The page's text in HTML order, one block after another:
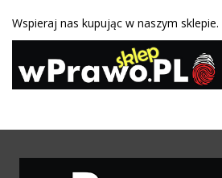
Wspieraj nas kupując w naszym sklepie.